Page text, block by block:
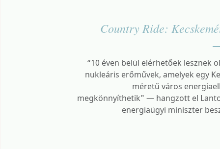
Country Ride:
“10 éven belül elérhetőek lesznek
nukleáris erőművek, amelyek egy
méretű város
megkönnyíthetik" — hangzott el
energiaügyi miniszter